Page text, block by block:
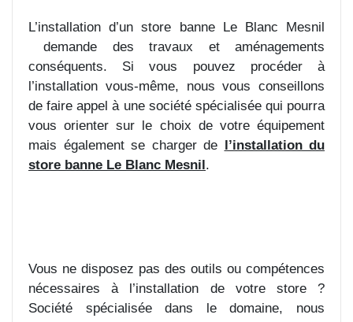
L’installation d’un store banne Le Blanc Mesnil
demande des travaux et aménagements
conséquents. Si vous pouvez procéder à
l’installation vous-même, nous vous conseillons
de faire appel à une société spécialisée qui pourra
vous orienter sur le choix de votre équipement
mais également se charger de l’installation du
store banne Le Blanc Mesnil.
Vous ne disposez pas des outils ou compétences
nécessaires à l’installation de votre store ?
Société spécialisée dans le domaine, nous